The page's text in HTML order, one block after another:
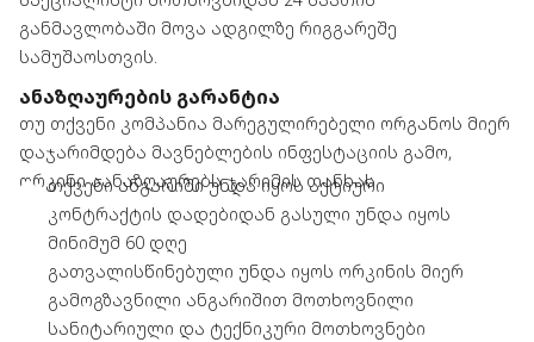
განმავლობაში მოვა ადგილზე რიგგარეშე
სამუშაოსთვის.
ᲐᲜᲐᲖᲦᲐᲣᲠᲔᲑᲘᲡ ᲒᲐᲠᲐᲜᲢᲘᲐ
თუ თქვენი კომპანია მარეგულირებელი ორგანოს მიერ
დაჯარიმდება მავნებლების ინფესტაციის გამო,
ორკინი აანაზღაურებს ჯარიმის თანხას.
თქვენი ანგარიში უნდა იყოს აქტიური
კონტრაქტის დადებიდან გასული უნდა იყოს
მინიმუმ 60 დღე
გათვალისწინებული უნდა იყოს ორკინის მიერ
გამოგზავნილი ანგარიშით მოთხოვნილი
სანიტარიული და ტექნიკური მოთხოვნები